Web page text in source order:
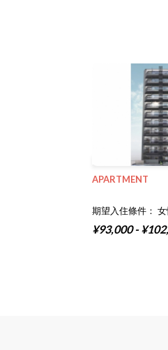
APARTMENT
期望入住條件：
¥93,000 -